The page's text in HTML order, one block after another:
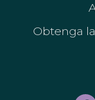
Obtenga